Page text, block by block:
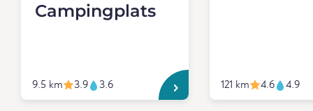
Campingplats
9.5 km 3.9 3.6 121 km 4.6 4.9